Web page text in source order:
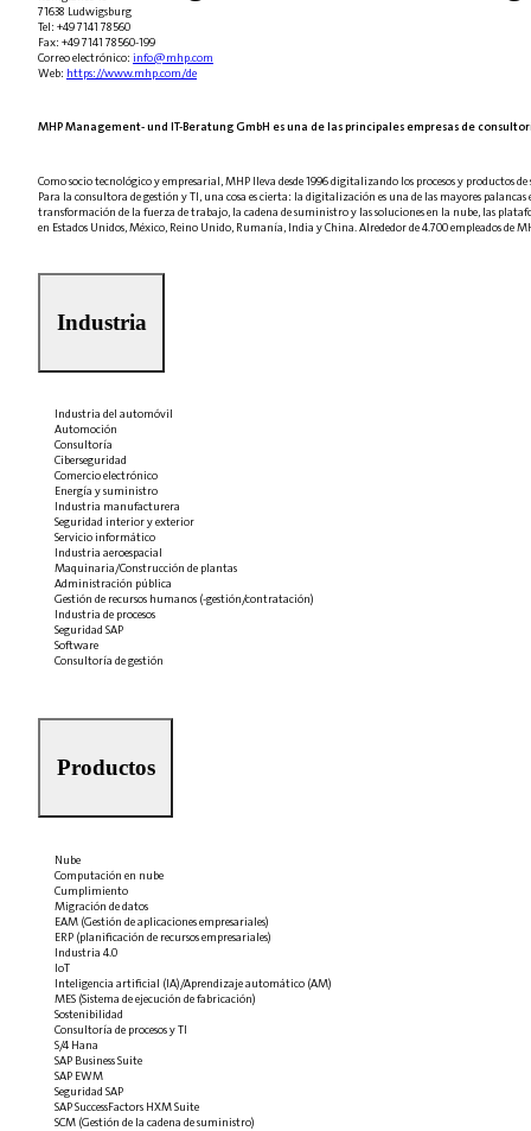
71638 Ludwigsburg
Tel: +49 7141 78560
Fax: +49 7141 78560-199
Correo electrónico: info@mhp.com
Web: https://www.mhp.com/de
MHP Management- und IT-Beratung GmbH es una de las principales empresas de
Como socio tecnológico y empresarial, MHP lleva desde 1996 digitalizando los procesos y productos
Para la consultora de gestión y TI, una cosa es cierta: la digitalización es una de las mayores
transformación de la fuerza de trabajo, la cadena de suministro y las soluciones en la nube, las
en Estados Unidos, México, Reino Unido, Rumanía, India y China. Alrededor de 4.700 empleados
Industria
Industria del automóvil
Automoción
Consultoría
Ciberseguridad
Comercio electrónico
Energía y suministro
Industria manufacturera
Seguridad interior y exterior
Servicio informático
Industria aeroespacial
Maquinaria/Construcción de plantas
Administración pública
Gestión de recursos humanos (-gestión/contratación)
Industria de procesos
Seguridad SAP
Software
Consultoría de gestión
Productos
Nube
Computación en nube
Cumplimiento
Migración de datos
EAM (Gestión de aplicaciones empresariales)
ERP (planificación de recursos empresariales)
Industria 4.0
IoT
Inteligencia artificial (IA)/Aprendizaje automático (AM)
MES (Sistema de ejecución de fabricación)
Sostenibilidad
Consultoría de procesos y TI
S/4 Hana
SAP Business Suite
SAP EWM
Seguridad SAP
SAP SuccessFactors HXM Suite
SCM (Gestión de la cadena de suministro)